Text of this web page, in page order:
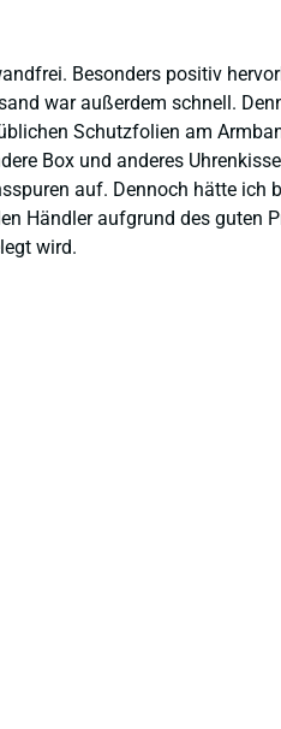
Besonders positiv
war außerdem schnell.
Schutzfolien am
Box und anderes
auf. Dennoch hätte ich
Händler aufgrund des guten
wird.